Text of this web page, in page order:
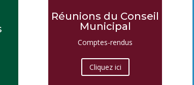
Réunions du Conseil
Municipal
Comptes-rendus
Cliquez ici